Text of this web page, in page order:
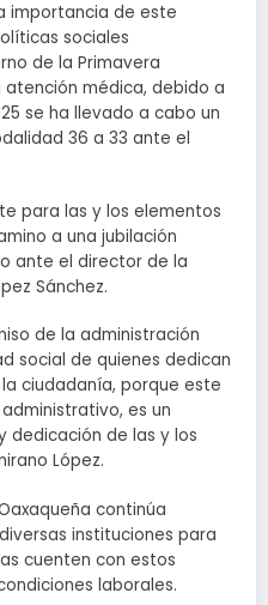
importancia de este
sociales
de la Primavera
médica, debido a
se ha llevado a cabo un
36 a 33 ante el
para las y los elementos
a una jubilación
ante el director de la
Sánchez.
de la administración
social de quienes dedican
ciudadanía, porque este
es un
dedicación de las y los
López.
continúa
instituciones para
cuenten con estos
laborales.